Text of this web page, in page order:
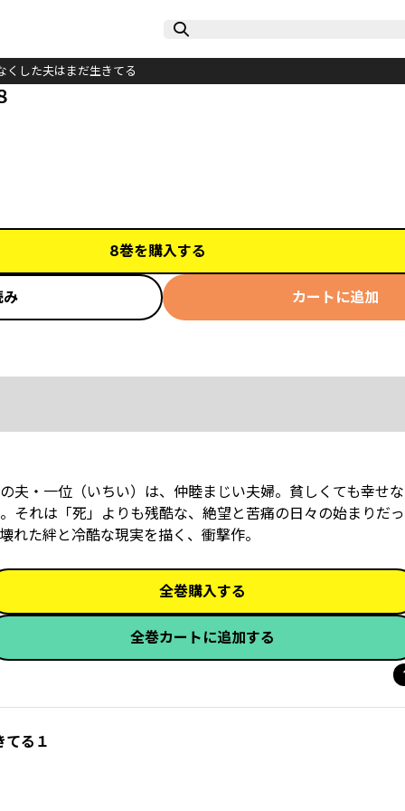
くした夫はまだ生きてる
8巻を購入する
み カートに追加
夫・一位（いちい）は、仲睦まじい夫婦。貧しくても幸せ
それは「死」よりも残酷な、絶望と苦痛の日々の始まりだ
た絆と冷酷な現実を描く、衝撃作。
全巻購入する
全巻カートに追加する
てる１